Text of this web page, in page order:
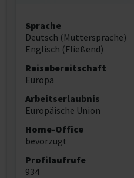
Sprache
Deutsch (Muttersprache)
Englisch (Fließend)
Reisebereitschaft
Europa
Arbeitserlaubnis
Europäische Union
Home-Office
bevorzugt
Profilaufrufe
934